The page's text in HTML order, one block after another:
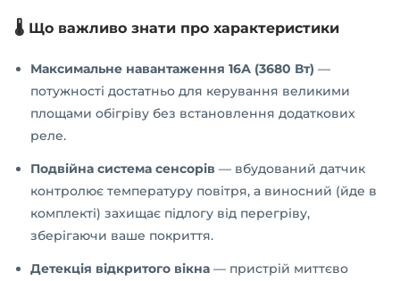
🌡️ Що важливо знати про характеристики
Максимальне навантаження 16А (3680 Вт) —
потужності достатньо для керування великими
площами обігріву без встановлення додаткових
реле.
Подвійна система сенсорів — вбудований датчик
контролює температуру повітря, а виносний (йде в
комплекті) захищає підлогу від перегріву,
зберігаючи ваше покриття.
Детекція відкритого вікна — пристрій миттєво